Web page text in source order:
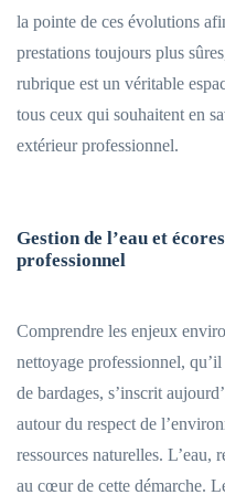
la pointe de ces évolutions
prestations toujours plus
rubrique est un véritable
tous ceux qui souhaitent en
extérieur professionnel.
Gestion de l’eau et
professionnel
Comprendre les enjeux
nettoyage professionnel, qu’il
de bardages, s’inscrit
autour du respect de
ressources naturelles. L’eau,
au cœur de cette démarche.